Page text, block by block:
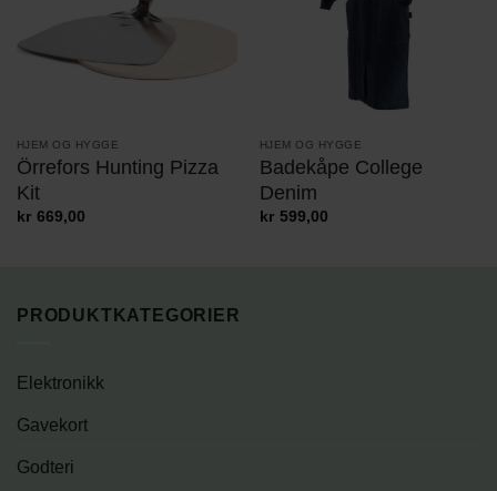
HJEM OG HYGGE
Örrefors Hunting Pizza
Kit
kr 669,00
HJEM OG HYGGE
Badekåpe College
Denim
kr 599,00
PRODUKTKATEGORIER
Elektronikk
Gavekort
Godteri